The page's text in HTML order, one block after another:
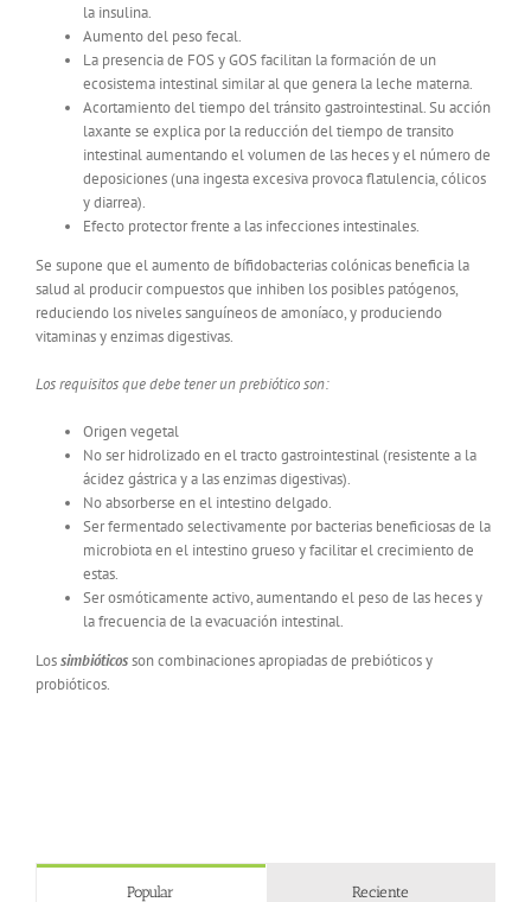
la insulina.
Aumento del peso fecal.
La presencia de FOS y GOS facilitan la formación de un
ecosistema intestinal similar al que genera la leche materna.
Acortamiento del tiempo del tránsito gastrointestinal. Su acción
laxante se explica por la reducción del tiempo de transito
intestinal aumentando el volumen de las heces y el número de
deposiciones (una ingesta excesiva provoca flatulencia, cólicos
y diarrea).
Efecto protector frente a las infecciones intestinales.
Se supone que el aumento de bífidobacterias colónicas beneficia la
salud al producir compuestos que inhiben los posibles patógenos,
reduciendo los niveles sanguíneos de amoníaco, y produciendo
vitaminas y enzimas digestivas.
Los requisitos que debe tener un prebiótico son:
Origen vegetal
No ser hidrolizado en el tracto gastrointestinal (resistente a la
ácidez gástrica y a las enzimas digestivas).
No absorberse en el intestino delgado.
Ser fermentado selectivamente por bacterias beneficiosas de la
microbiota en el intestino grueso y facilitar el crecimiento de
estas.
Ser osmóticamente activo, aumentando el peso de las heces y
la frecuencia de la evacuación intestinal.
Lossimbióticosson combinaciones apropiadas de prebióticos y
probióticos.
Popular Reciente